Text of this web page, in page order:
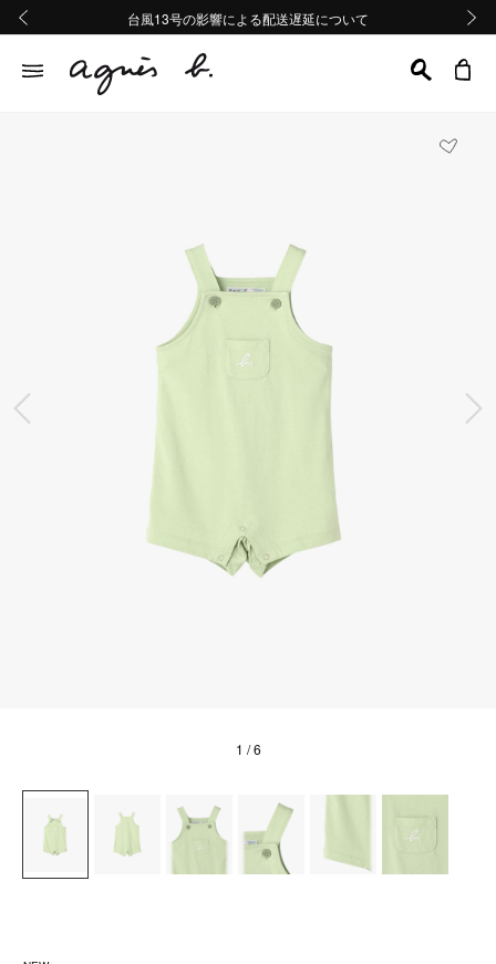
熊本地域地震の影響による配送遅延について
Summer Sale 2buy10%OFF!!
台風13号の影響による配送遅延について
熊本地域地震の影響による配送遅延について
Summer Sale 2buy10%OFF!!
前の画像
1 / 6